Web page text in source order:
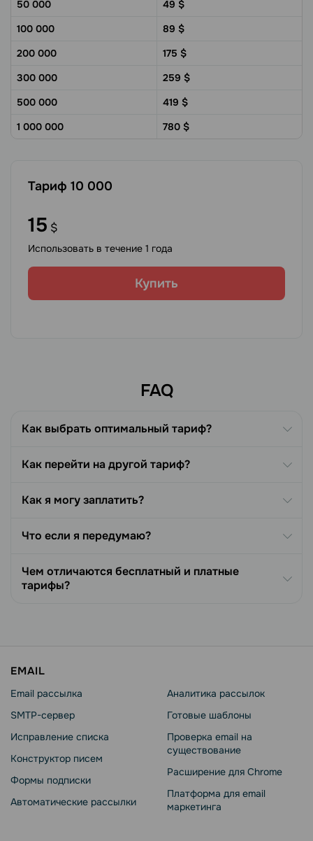
50 000 49 $
100 000
89 $
200 000
175 $
300 000
259 $
500 000
419 $
1 000 000
780 $
Тариф 10 000
15 $
Использовать в течение 1 года
Купить
FAQ
Как выбрать оптимальный тариф?
Как перейти на другой тариф?
Как я могу заплатить?
Что если я передумаю?
Чем отличаются бесплатный и платные
тарифы?
EMAIL
Email рассылка
SMTP-сервер
Исправление списка
Конструктор писем
Формы подписки
Автоматические рассылки
Аналитика рассылок
Готовые шаблоны
Проверка email на
существование
Расширение для Chrome
Платформа для email
маркетинга